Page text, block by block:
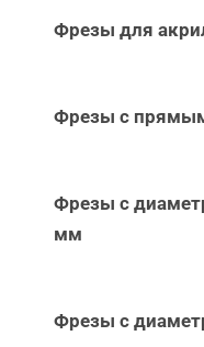
Фрезы для
Фрезы с
Фрезы с
мм
Фрезы с